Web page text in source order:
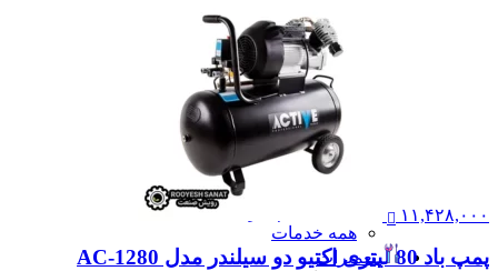
خدمات CNC
خدمات پرینت سه بعدی
خدمات برش لیزر
خدمات تراشکاری
خدمات طراحی قالب
خدمات اسکن 3 بعدی
خدمات تزریق پلاستیک
خدمات فرزکاری
خدمات واترجت
همه خدمات
تعمیرات
۱۱,۴۲۸,۰۰۰
پمپ باد 80 لیتری اکتیو دو سیلندر مدل AC-1280